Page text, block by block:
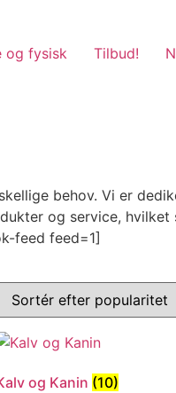
og fysisk Tilbud!
behov. Vi er
og service, hvilket
feed feed=1]
og Kanin (10)